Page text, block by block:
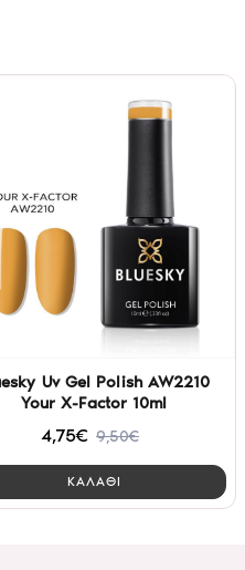
Uv Gel Polish AW2210
Your X-Factor 10ml
4,75€ 9,50€
ΚΑΛΑΘΙ